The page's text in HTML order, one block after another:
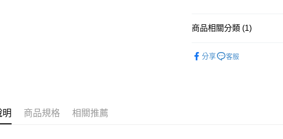
全盈+PAY
商品相關分類 (1)
分享
客服
明 商品規格 相關推薦